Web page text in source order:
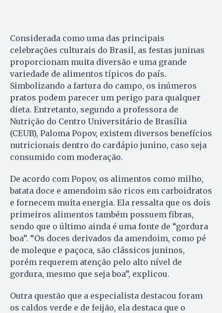
Considerada como uma das principais
celebrações culturais do Brasil, as festas juninas
proporcionam muita diversão e uma grande
variedade de alimentos típicos do país.
Simbolizando a fartura do campo, os inúmeros
pratos podem parecer um perigo para qualquer
dieta. Entretanto, segundo a professora de
Nutrição do Centro Universitário de Brasília
(CEUB), Paloma Popov, existem diversos benefícios
nutricionais dentro do cardápio junino, caso seja
consumido com moderação.
De acordo com Popov, os alimentos como milho,
batata doce e amendoim são ricos em carboidratos
e fornecem muita energia. Ela ressalta que os dois
primeiros alimentos também possuem fibras,
sendo que o último ainda é uma fonte de “gordura
boa”. “Os doces derivados da amendoim, como pé
de moleque e paçoca, são clássicos juninos,
porém requerem atenção pelo alto nível de
gordura, mesmo que seja boa”, explicou.
Outra questão que a especialista destacou foram
os caldos verde e de feijão, ela destaca que o